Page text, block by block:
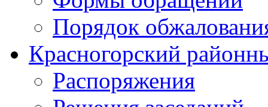
Порядок
Красногорский
Распоряжения